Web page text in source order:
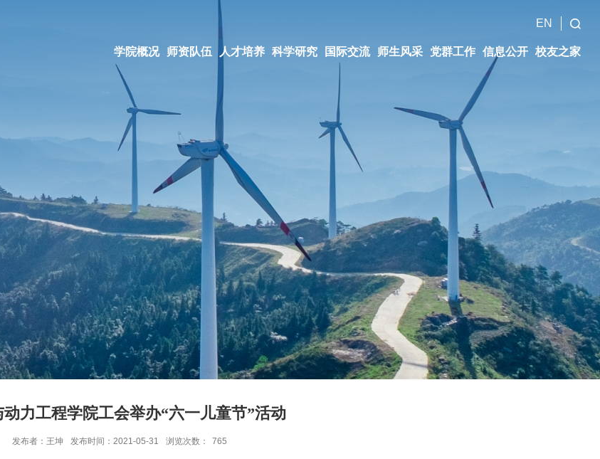
EN
学院概况 师资队伍 人才培养 科学研究 国际交流 师生风采 党群工作 信息公开 校友之家
力工程学院工会举办“六一儿童节”活动
发布者：王坤 发布时间：2021-05-31 浏览次数： 765